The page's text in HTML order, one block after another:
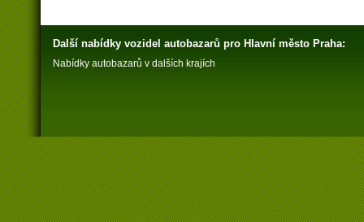
Další nabídky vozidel autobazarů pro Hlavní město Praha:
Nabídky autobazarů v dalších krajích